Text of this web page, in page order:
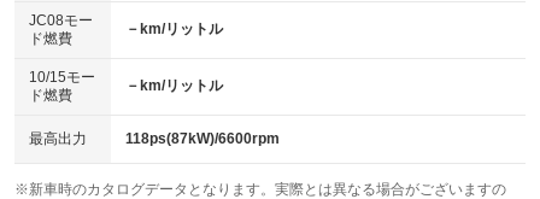
電動格納ミラー
：装備あり
：装備なし
パワーシート
ベンチシート
：装備なし
チップアップシート
：装備なし
：装備なし ：装備なし
JC08モー
ド燃費
－km/リットル
10/15モー
ド燃費
－km/リットル
最高出力 118ps(87kW)/6600rpm
※新車時のカタログデータとなります。実際とは異なる場合がございますの